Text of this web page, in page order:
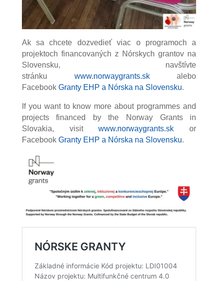
Ak sa chcete dozvedieť viac o programoch a
projektoch financovaných z Nórskych grantov na
Slovensku, navštívte
stránku www.norwaygrants.skalebo
Facebook Granty EHP a Nórska na Slovensku.
If you want to know more about programmes and
projects financed by the Norway Grants in
Slovakia, visitwww.norwaygrants.sk or
Facebook Granty EHP a Nórska na Slovensku.